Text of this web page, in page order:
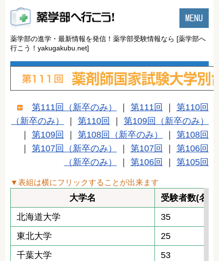
薬学部の進学・最新情報を発信！薬学部受験情報なら [薬学部へ
行こう！yakugakubu.net]
第111回（新卒のみ） 第111回
第110回
（新卒のみ）
第110回
第109回（新卒のみ）
第109回 第108回（新卒のみ）
第108回
第107回（新卒のみ） 第107回
第106回
（新卒のみ）
第106回 第105回
▼表組は横にフリックすることが出来ます
大学名
受験者数(名)
北海道大学
35
東北大学
25
千葉大学
53